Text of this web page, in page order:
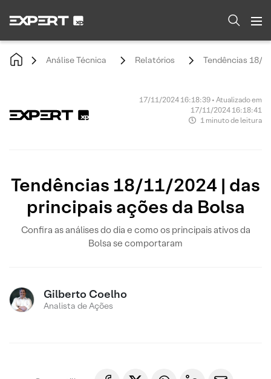
Análise Técnica Relatórios Tendências 18/
17/11/2024 16:18:39 • Atualizado em
17/11/2024 16:18:41
1 minuto de leitura
Tendências 18/11/2024 | das
principais ações da Bolsa
Confira as análises do dia e como os principais ativos da
Bolsa se comportaram
Gilberto Coelho
Analista de Ações